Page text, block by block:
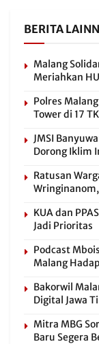
BERITA
Malang
Meriahkan
Polres
Tower di 17
JMSI
Dorong Iklim
Ratusan
KUA dan
Jadi Prioritas
Podcast
Malang
Bakorwil
Digital Jawa
Mitra MBG
Baru Segera